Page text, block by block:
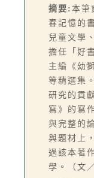
摘要: 本筆
春記憶的
兒童文學
擔任「好
主編《幼
等精選集
研究的貢
寫》的寫
與完整的
與題材上
過該本著
學。（文